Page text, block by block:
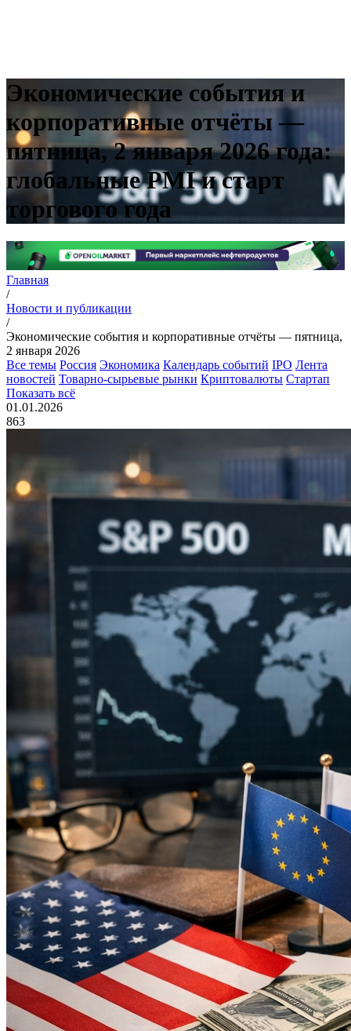
Экономические события и
корпоративные отчёты —
пятница, 2 января 2026 года:
глобальные PMI и старт
торгового года
Главная
/
Новости и публикации
/
Экономические события и корпоративные отчёты — пятница,
2 января 2026
Все темы Россия Экономика Календарь событий IPO Лента
новостей Товарно-сырьевые рынки Криптовалюты Стартап
Показать всё
01.01.2026
863